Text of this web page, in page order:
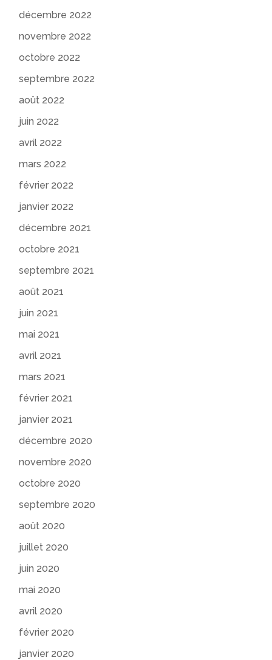
décembre 2022
novembre 2022
octobre 2022
septembre 2022
août 2022
juin 2022
avril 2022
mars 2022
février 2022
janvier 2022
décembre 2021
octobre 2021
septembre 2021
août 2021
juin 2021
mai 2021
avril 2021
mars 2021
février 2021
janvier 2021
décembre 2020
novembre 2020
octobre 2020
septembre 2020
août 2020
juillet 2020
juin 2020
mai 2020
avril 2020
février 2020
janvier 2020